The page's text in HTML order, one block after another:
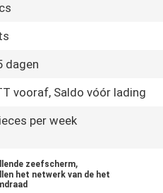
dagen
vooraf, Saldo vóór lading
per week
zeefscherm,
het netwerk van de het